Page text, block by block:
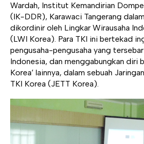
Wardah, Institut Kemandirian
(IK-DDR), Karawaci Tangerang
dikordinir oleh Lingkar Wirausaha
(LWI Korea). Para TKI ini bertekad
pengusaha-pengusaha yang
Indonesia, dan menggabungkan diri
Korea’ lainnya, dalam sebuah
TKI Korea (JETT Korea).